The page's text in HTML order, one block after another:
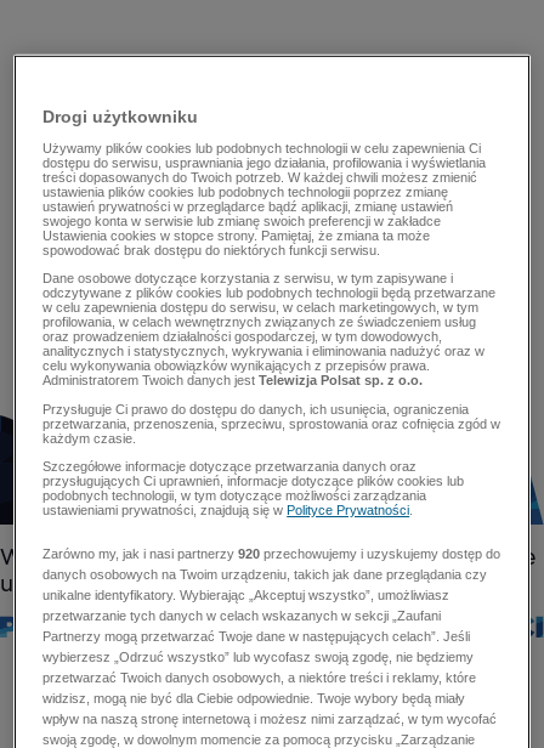
Drogi użytkowniku
Używamy plików cookies lub podobnych technologii w celu zapewnienia Ci
dostępu do serwisu, usprawniania jego działania, profilowania i wyświetlania
treści dopasowanych do Twoich potrzeb. W każdej chwili możesz zmienić
ustawienia plików cookies lub podobnych technologii poprzez zmianę
ustawień prywatności w przeglądarce bądź aplikacji, zmianę ustawień
swojego konta w serwisie lub zmianę swoich preferencji w zakładce
Ustawienia cookies w stopce strony. Pamiętaj, że zmiana ta może
spowodować brak dostępu do niektórych funkcji serwisu.
Dane osobowe dotyczące korzystania z serwisu, w tym zapisywane i
odczytywane z plików cookies lub podobnych technologii będą przetwarzane
w celu zapewnienia dostępu do serwisu, w celach marketingowych, w tym
profilowania, w celach wewnętrznych związanych ze świadczeniem usług
oraz prowadzeniem działalności gospodarczej, w tym dowodowych,
analitycznych i statystycznych, wykrywania i eliminowania nadużyć oraz w
celu wykonywania obowiązków wynikających z przepisów prawa.
Administratorem Twoich danych jestTelewizja Polsat sp. z o.o.
Przysługuje Ci prawo do dostępu do danych, ich usunięcia, ograniczenia
przetwarzania, przenoszenia, sprzeciwu, sprostowania oraz cofnięcia zgód w
każdym czasie.
Szczegółowe informacje dotyczące przetwarzania danych oraz
przysługujących Ci uprawnień, informacje dotyczące plików cookies lub
podobnych technologii, w tym dotyczące możliwości zarządzania
ustawieniami prywatności, znajdują się wPolityce Prywatności
Zarówno my, jak i nasi partnerzy920 przechowujemy i uzyskujemy dostęp do
danych osobowych na Twoim urządzeniu, takich jak dane przeglądania czy
unikalne identyfikatory. Wybierając „Akceptuj wszystko”, umożliwiasz
przetwarzanie tych danych w celach wskazanych w sekcji „Zaufani
Partnerzy mogą przetwarzać Twoje dane w następujących celach”. Jeśli
wybierzesz „Odrzuć wszystko” lub wycofasz swoją zgodę, nie będziemy
przetwarzać Twoich danych osobowych, a niektóre treści i reklamy, które
widzisz, mogą nie być dla Ciebie odpowiednie. Twoje wybory będą miały
wpływ na naszą stronę internetową i możesz nimi zarządzać, w tym wycofać
swoją zgodę, w dowolnym momencie za pomocą przycisku „Zarządzanie